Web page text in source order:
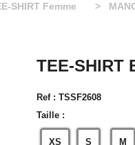
SHIRT Femme
TEE-SHIRT
Ref : TSSF2608
Taille :
XS S M